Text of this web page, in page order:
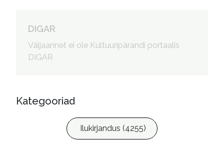
Autorid:
Antzon, Kaari, 1967- tõlkija
DIGAR
Väljaannet ei ole Kultuuripärandi portaalis
DIGAR
Kategooriad
Ilukirjandus (4255)